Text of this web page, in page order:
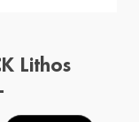
Lithos